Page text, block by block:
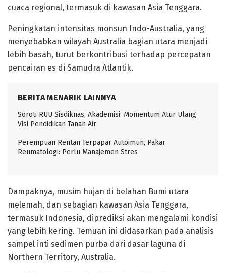
cuaca regional, termasuk di kawasan Asia Tenggara.
Peningkatan intensitas monsun Indo-Australia, yang
menyebabkan wilayah Australia bagian utara menjadi
lebih basah, turut berkontribusi terhadap percepatan
pencairan es di Samudra Atlantik.
BERITA MENARIK LAINNYA
Soroti RUU Sisdiknas, Akademisi: Momentum Atur Ulang
Visi Pendidikan Tanah Air
Perempuan Rentan Terpapar Autoimun, Pakar
Reumatologi: Perlu Manajemen Stres
Dampaknya, musim hujan di belahan Bumi utara
melemah, dan sebagian kawasan Asia Tenggara,
termasuk Indonesia, diprediksi akan mengalami kondisi
yang lebih kering. Temuan ini didasarkan pada analisis
sampel inti sedimen purba dari dasar laguna di
Northern Territory, Australia.